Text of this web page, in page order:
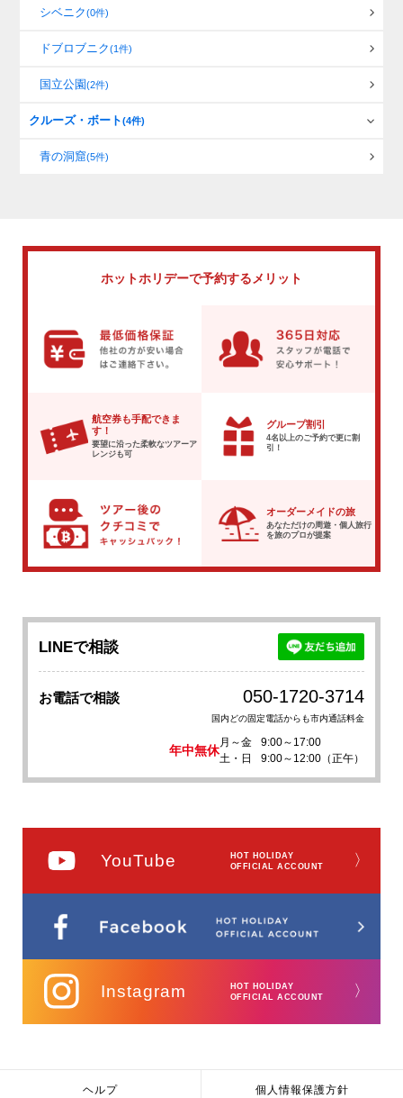
シベニク(0件)
ドブロブニク(1件)
国立公園(2件)
クルーズ・ボート(4件)
青の洞窟(5件)
ホットホリデーで予約するメリット
航空券も手配できま
す！
要望に沿った柔軟なツアーア
レンジも可
グループ割引
4名以上のご予約で更に割
引！
オーダーメイドの旅
あなただけの周遊・個人旅行
を旅のプロが提案
LINEで相談
お電話で相談 050-1720-3714
国内どの固定電話からも市内通話料金
年中無休
月～金
9:00～17:00
土・日
9:00～12:00（正午）
YouTube
HOT HOLIDAY
OFFICIAL ACCOUNT
〉
Instagram
HOT HOLIDAY
OFFICIAL ACCOUNT
〉
ヘルプ 個人情報保護方針